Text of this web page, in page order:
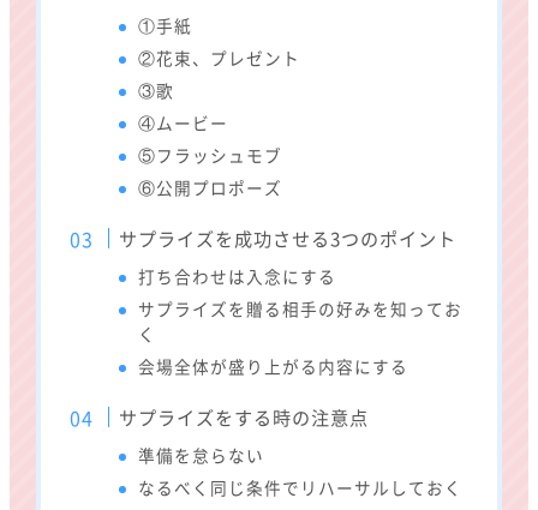
①手紙
②花束、プレゼント
③歌
④ムービー
⑤フラッシュモブ
⑥公開プロポーズ
サプライズを成功させる3つのポイント
打ち合わせは入念にする
サプライズを贈る相手の好みを知ってお
く
会場全体が盛り上がる内容にする
サプライズをする時の注意点
準備を怠らない
なるべく同じ条件でリハーサルしておく